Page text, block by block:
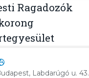
Ragadozók
Labdarúgó u. 43.